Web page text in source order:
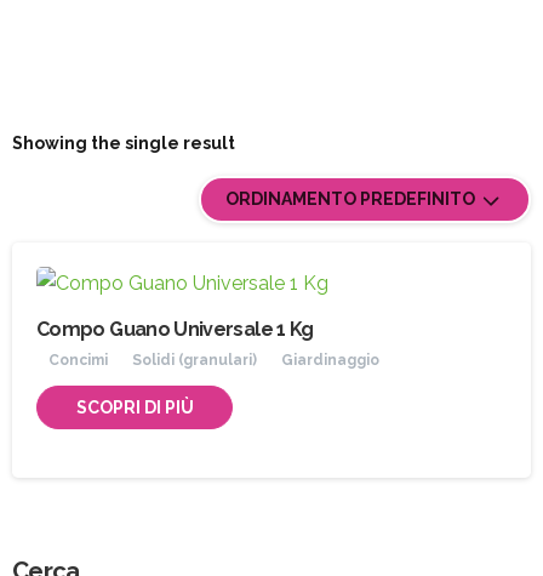
Showing the single result
ORDINAMENTO PREDEFINITO
Compo Guano Universale 1 Kg
Concimi Solidi (granulari) Giardinaggio
SCOPRI DI PIÙ